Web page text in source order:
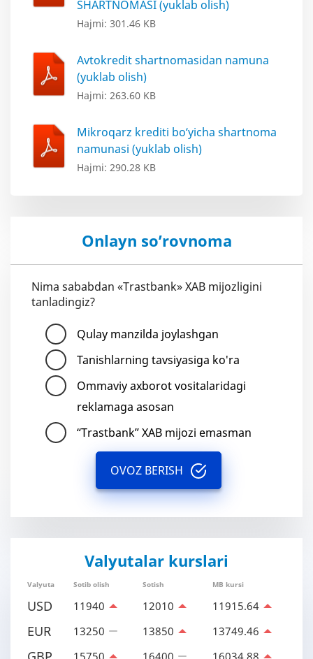
SHARTNOMASI (yuklab olish)
Hajmi: 301.46 KB
Avtokredit shartnomasidan namuna
(yuklab olish)
Hajmi: 263.60 KB
Mikroqarz krediti bo‘yicha shartnoma
namunasi (yuklab olish)
Hajmi: 290.28 KB
Onlayn so’rovnoma
Nima sababdan «Trastbank» XAB mijozligini
tanladingiz?
Qulay manzilda joylashgan
Tanishlarning tavsiyasiga ko'ra
Ommaviy axborot vositalaridagi
reklamaga asosan
“Trastbank” XAB mijozi emasman
OVOZ BERISH
Valyutalar kurslari
Valyuta Sotib olish Sotish MB kursi
USD 11940 12010 11915.64
EUR 13250 13850 13749.46
15750 16400 16034.88